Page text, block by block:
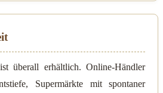
überall erhältlich. Online-Händler
Supermärkte mit spontaner